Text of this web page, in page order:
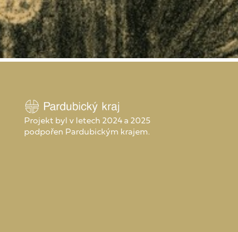
Projekt byl v letech 2024 a 2025
podpořen Pardubickým krajem.